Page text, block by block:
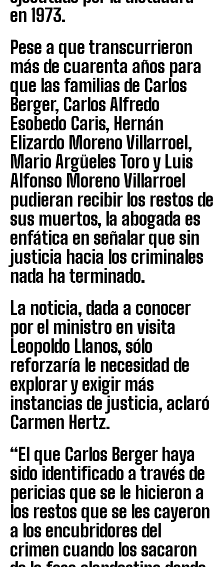
en 1973.
Pese a que transcurrieron
más de cuarenta años para
que las familias de Carlos
Berger, Carlos Alfredo
Esobedo Caris, Hernán
Elizardo Moreno Villarroel,
Mario Argüeles Toro y Luis
Alfonso Moreno Villarroel
pudieran recibir los restos de
sus muertos, la abogada es
enfática en señalar que sin
justicia hacia los criminales
nada ha terminado.
La noticia, dada a conocer
por el ministro en visita
Leopoldo Llanos, sólo
reforzaría le necesidad de
explorar y exigir más
instancias de justicia, aclaró
Carmen Hertz.
“El que Carlos Berger haya
sido identificado a través de
pericias que se le hicieron a
los restos que se les cayeron
a los encubridores del
crimen cuando los sacaron